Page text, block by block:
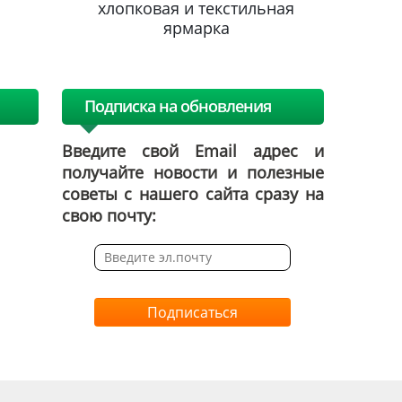
хлопковая и текстильная
ярмарка
Подписка на обновления
Введите свой Email адрес и
получайте новости и полезные
советы с нашего сайта сразу на
свою почту:
Подписаться